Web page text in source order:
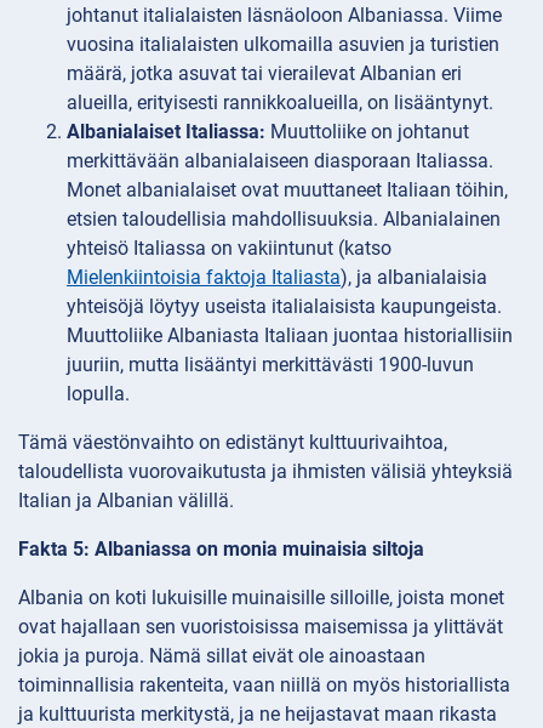
johtanut italialaisten läsnäoloon Albaniassa. Viime
vuosina italialaisten ulkomailla asuvien ja turistien
määrä, jotka asuvat tai vierailevat Albanian eri
alueilla, erityisesti rannikkoalueilla, on lisääntynyt.
Albanialaiset Italiassa: Muuttoliike on johtanut
merkittävään albanialaiseen diasporaan Italiassa.
Monet albanialaiset ovat muuttaneet Italiaan töihin,
etsien taloudellisia mahdollisuuksia. Albanialainen
yhteisö Italiassa on vakiintunut (katso
Mielenkiintoisia faktoja Italiasta), ja albanialaisia
yhteisöjä löytyy useista italialaisista kaupungeista.
Muuttoliike Albaniasta Italiaan juontaa historiallisiin
juuriin, mutta lisääntyi merkittävästi 1900-luvun
lopulla.
Tämä väestönvaihto on edistänyt kulttuurivaihtoa,
taloudellista vuorovaikutusta ja ihmisten välisiä yhteyksiä
Italian ja Albanian välillä.
Fakta 5: Albaniassa on monia muinaisia siltoja
Albania on koti lukuisille muinaisille silloille, joista monet
ovat hajallaan sen vuoristoisissa maisemissa ja ylittävät
jokia ja puroja. Nämä sillat eivät ole ainoastaan
toiminnallisia rakenteita, vaan niillä on myös historiallista
ja kulttuurista merkitystä, ja ne heijastavat maan rikasta